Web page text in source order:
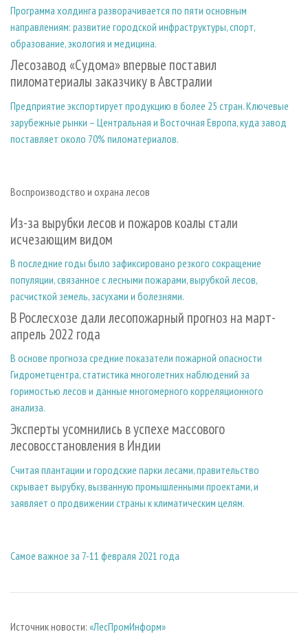
Программа холдинга разворачивается по пяти основным
направлениям: развитие городской инфраструктуры, спорт,
образование, экология и медицина.
Лесозавод «Судома» впервые поставил
пиломатериалы заказчику в Австралии
Предприятие экспортирует продукцию в более 25 стран. Ключевые
зарубежные рынки – Центральная и Восточная Европа, куда завод
поставляет около 70% пиломатериалов.
Воспроизводство и охрана лесов
Из-за вырубки лесов и пожаров коалы стали
исчезающим видом
В последние годы было зафиксировано резкого сокращение
популяции, связанное с лесными пожарами, вырубкой лесов,
расчисткой земель, засухами и болезнями.
В Рослесхозе дали лесопожарный прогноз на март-
апрель 2022 года
В основе прогноза средние показатели пожарной опасности
Гидрометцентра, статистика многолетних наблюдений за
горимостью лесов и данные многомерного корреляционного
анализа.
Эксперты усомнились в успехе массового
лесовосстановления в Индии
Считая плантации и городские парки лесами, правительство
скрывает вырубку, вызванную промышленными проектами, и
заявляет о продвижении страны к климатическим целям.
Самое важное за 7-11 февраля 2021 года
Источник новости: «ЛесПромИнформ»